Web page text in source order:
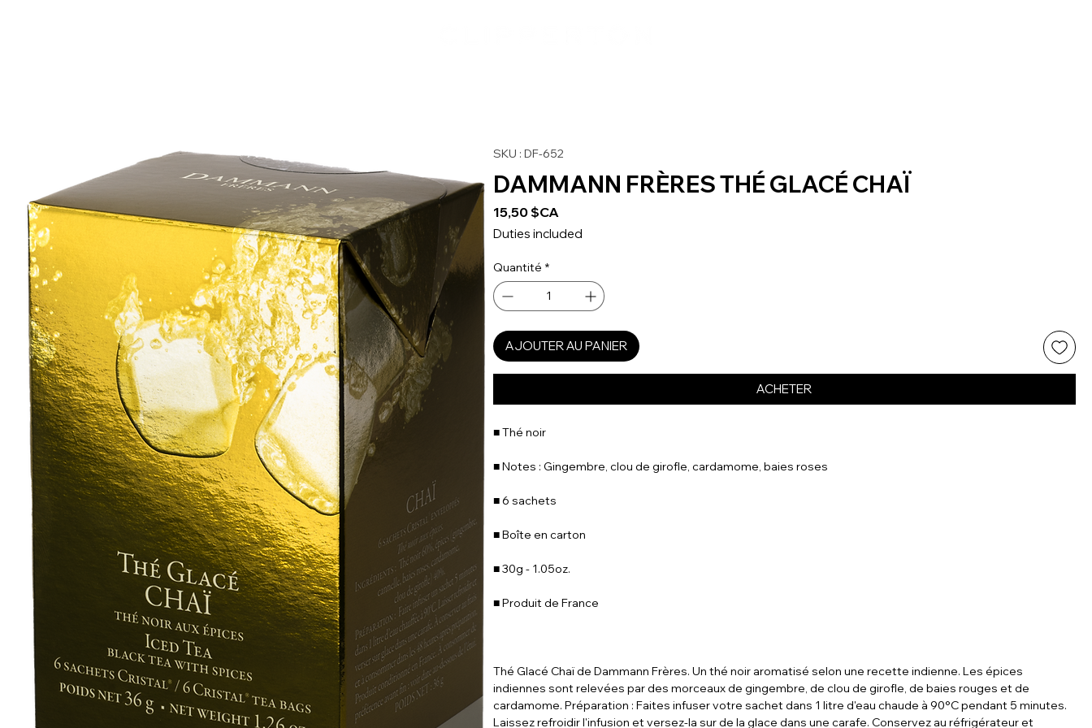
SKU : DF-652
DAMMANN FRÈRES THÉ GLACÉ CHAÏ
15,50 $CAPrix
Duties included
Quantité *
AJOUTER AU PANIER
ACHETER
■ Thé noir
■ Notes : Gingembre, clou de girofle, cardamome, baies roses
■ 6 sachets
■ Boîte en carton
■ 30g - 1.05oz.
■ Produit de France
Thé Glacé Chaï de Dammann Frères. Un thé noir aromatisé selon une recette indienne. Les épices
indiennes sont relevées par des morceaux de gingembre, de clou de girofle, de baies rouges et de
cardamome. Préparation : Faites infuser votre sachet dans 1 litre d'eau chaude à 90°C pendant 5 minutes.
Laissez refroidir l'infusion et versez-la sur de la glace dans une carafe. Conservez au réfrigérateur et